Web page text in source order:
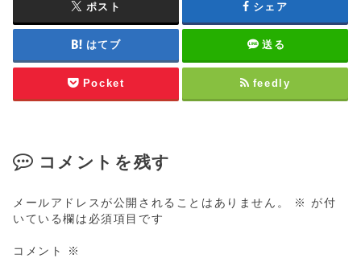
ポスト シェア
はてブ 送る
Pocket feedly
コメントを残す
メールアドレスが公開されることはありません。 ※ が付
いている欄は必須項目です
コメント ※